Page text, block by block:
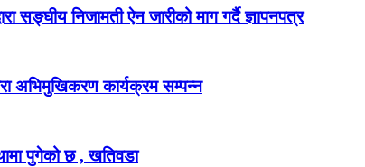
सङ्घीय निजामती ऐन जारीको माग गर्दै ज्ञापनपत्र
अभिमुखिकरण कार्यक्रम सम्पन्न
पुगेको छ , खतिवडा